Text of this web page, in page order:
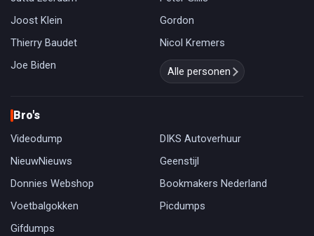
Joost Klein
Gordon
Thierry Baudet
Nicol Kremers
Joe Biden
Alle personen
Bro's
Videodump
DIKS Autoverhuur
NieuwNieuws
Geenstijl
Donnies Webshop
Bookmakers Nederland
Voetbalgokken
Picdumps
Gifdumps